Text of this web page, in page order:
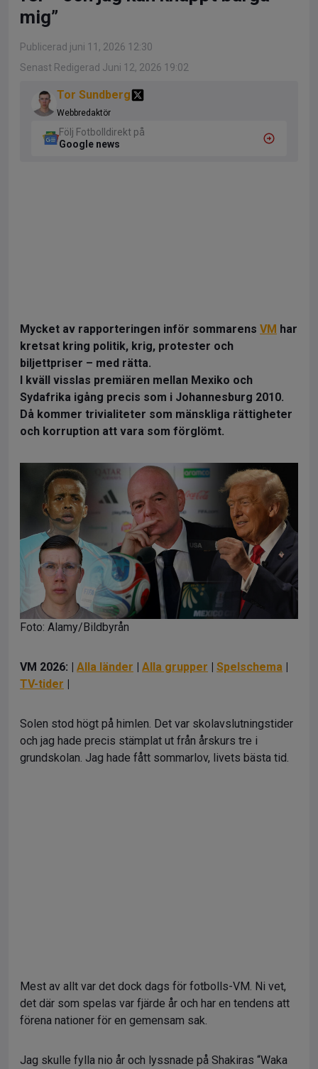
mig”
Publicerad juni 11, 2026 12:30
Senast Redigerad Juni 12, 2026 19:02
Tor Sundberg
Webbredaktör
Följ Fotbolldirekt på
Google news
Mycket av rapporteringen inför sommarens VM har
kretsat kring politik, krig, protester och
biljettpriser – med rätta.
I kväll visslas premiären mellan Mexiko och
Sydafrika igång precis som i Johannesburg 2010.
Då kommer trivialiteter som mänskliga rättigheter
och korruption att vara som förglömt.
Foto: Alamy/Bildbyrån
VM 2026: | Alla länder | Alla grupper | Spelschema |
TV-tider |
Solen stod högt på himlen. Det var skolavslutningstider
och jag hade precis stämplat ut från årskurs tre i
grundskolan. Jag hade fått sommarlov, livets bästa tid.
Mest av allt var det dock dags för fotbolls-VM. Ni vet,
det där som spelas var fjärde år och har en tendens att
förena nationer för en gemensam sak.
Jag skulle fylla nio år och lyssnade på Shakiras “Waka